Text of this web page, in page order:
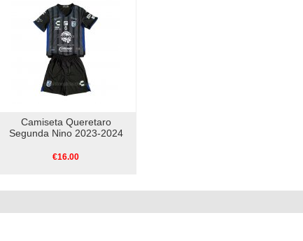
Camiseta Queretaro
Segunda Nino 2023-2024
€16.00